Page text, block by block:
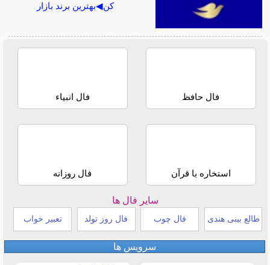
کن◀بهترین برند بازار
فال حافظ فال انبیاء
استخاره با قرآن فال روزانه
سایر فال ها
طالع بینی هندی فال چوب فال روز تولد تعبیر خواب
سرویس ها